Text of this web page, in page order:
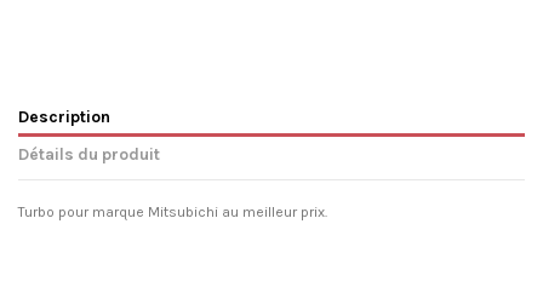
Description
Détails du produit
Turbo pour marque Mitsubichi au meilleur prix.